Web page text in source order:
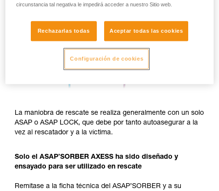
La maniobra de rescate se realiza generalmente con un solo
ASAP o ASAP LOCK, que debe por tanto autoasegurar a la
vez al rescatador y a la víctima.
Solo el ASAP’SORBER AXESS ha sido diseñado y
ensayado para ser utilizado en rescate
Remítase a la ficha técnica del ASAP’SORBER y a su
circunstancia tal negativa le impedirá acceder a nuestro Sitio web.
Rechazarlas todas Aceptar todas las cookies
Configuración de cookies